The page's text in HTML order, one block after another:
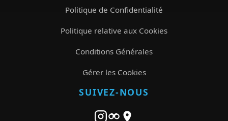
Politique de Confidentialité
Politique relative aux Cookies
Conditions Générales
Gérer les Cookies
SUIVEZ-NOUS